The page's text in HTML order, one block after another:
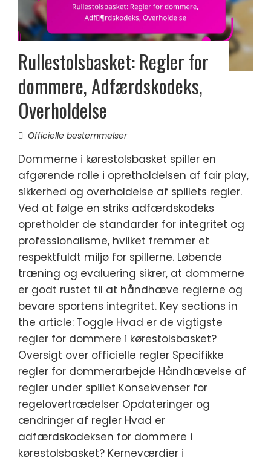
Rullestolsbasket: Regler for
dommere, Adfærdskodeks,
Overholdelse
Officielle bestemmelser
Dommerne i kørestolsbasket spiller en
afgørende rolle i opretholdelsen af fair play,
sikkerhed og overholdelse af spillets regler.
Ved at følge en striks adfærdskodeks
opretholder de standarder for integritet og
professionalisme, hvilket fremmer et
respektfuldt miljø for spillerne. Løbende
træning og evaluering sikrer, at dommerne
er godt rustet til at håndhæve reglerne og
bevare sportens integritet. Key sections in
the article: Toggle Hvad er de vigtigste
regler for dommere i kørestolsbasket?
Oversigt over officielle regler Specifikke
regler for dommerarbejde Håndhævelse af
regler under spillet Konsekvenser for
regelovertrædelser Opdateringer og
ændringer af regler Hvad er
adfærdskodeksen for dommere i
kørestolsbasket? Kerneværdier i